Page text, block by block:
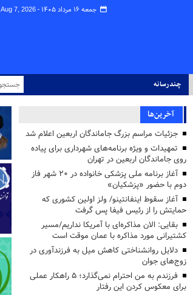
جمعه ۱۶ مرداد ۱۴۰۵ - Aug 7, 2026
چندرسانه
آخرین‌ها
جزئیات مراسم بزرگ جاماندگان اربعین اعلام شد
تمهیدات و ویژه برنامه‌های شهرداری برای پیاده
روی جاماندگان اربعین در تهران
آغاز برنامه ملی پزشکی خانواده در ۲۰ شهر فاز
دوم با حضور «پزشکیان»
آغاز سقوط اینفانتینو/ ولز اولین کشوری که
حمایتش را از رئیس فیفا پس گرفت
بقایی: الان مذاکره‌ای با آمریکا نداریم/مسیر
کشتیرانی مورد مذاکره با عمان موقت است
دلایل روانشناختی کاهش میل به فرزندآوری در
زوج‌های جوان
فرزندم به من احترام نمی‌گذارد؛ ۵ راهکار عملی
برای معکوس کردن این رفتار